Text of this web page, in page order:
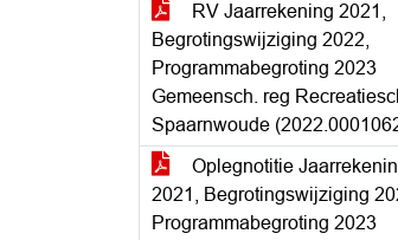
RV Jaarrekening 2021,
Begrotingswijziging 2022,
Programmabegroting 2023
Gemeensch. reg
Spaarnwoude
Oplegnotitie
2021, Begrotingswijziging
Programmabegroting 2023